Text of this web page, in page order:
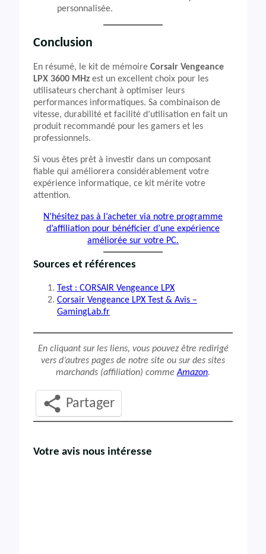
personnalisée.
Conclusion
En résumé, le kit de mémoire Corsair Vengeance
LPX 3600 MHz est un excellent choix pour les
utilisateurs cherchant à optimiser leurs
performances informatiques. Sa combinaison de
vitesse, durabilité et facilité d’utilisation en fait un
produit recommandé pour les gamers et les
professionnels.
Si vous êtes prêt à investir dans un composant
fiable qui améliorera considérablement votre
expérience informatique, ce kit mérite votre
attention.
N’hésitez pas à l’acheter via notre programme
d’affiliation pour bénéficier d’une expérience
améliorée sur votre PC.
Sources et références
Test : CORSAIR Vengeance LPX
Corsair Vengeance LPX Test & Avis –
GamingLab.fr
En cliquant sur les liens, vous pouvez être redirigé
vers d’autres pages de notre site ou sur des sites
marchands (affiliation) commeAmazon.
Partager
Votre avis nous intéresse